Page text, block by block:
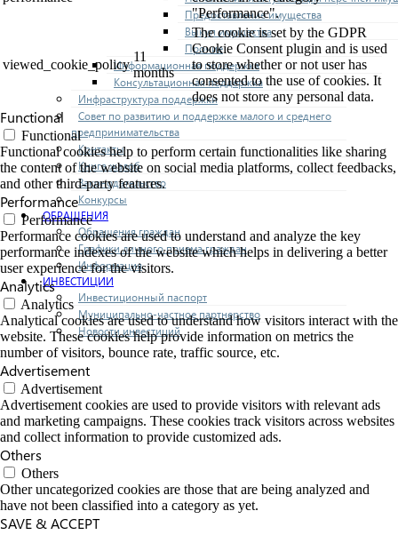
Предоставление имущества
Выкуп имущества
Прочие
Информационная поддержка
Консультационная поддержка
Инфраструктура поддержки
Совет по развитию и поддержке малого и среднего
предпринимательства
Контакты
Книга жалоб
Законодательство
Конкурсы
ОБРАЩЕНИЯ
Обращения граждан
Графики личного приема граждан
Информация
ИНВЕСТИЦИИ
Инвестиционный паспорт
Муниципально-частное партнерство
Новости инвестиций
"Performance".
viewed_cookie_policy
11
months
The cookie is set by the GDPR
Cookie Consent plugin and is used
to store whether or not user has
consented to the use of cookies. It
does not store any personal data.
Functional
Functional
Functional cookies help to perform certain functionalities like sharing
the content of the website on social media platforms, collect feedbacks,
and other third-party features.
Performance
Performance
Performance cookies are used to understand and analyze the key
performance indexes of the website which helps in delivering a better
user experience for the visitors.
Analytics
Analytics
Analytical cookies are used to understand how visitors interact with the
website. These cookies help provide information on metrics the
number of visitors, bounce rate, traffic source, etc.
Advertisement
Advertisement
Advertisement cookies are used to provide visitors with relevant ads
and marketing campaigns. These cookies track visitors across websites
and collect information to provide customized ads.
Others
Others
Other uncategorized cookies are those that are being analyzed and
have not been classified into a category as yet.
SAVE & ACCEPT